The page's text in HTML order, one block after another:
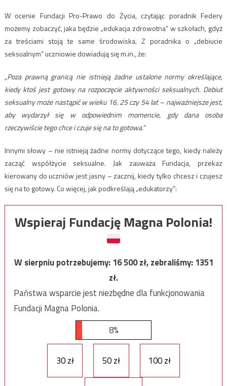
W ocenie Fundacji Pro-Prawo do Życia, czytając poradnik Federy
możemy zobaczyć, jaka będzie „edukacja zdrowotna” w szkołach, gdyż
za treściami stoją te same środowiska. Z poradnika o „debiucie
seksualnym” uczniowie dowiadują się m.in., że:
„Poza prawną granicą nie istnieją żadne ustalone normy określające,
kiedy ktoś jest gotowy na rozpoczęcie aktywności seksualnych. Debiut
seksualny może nastąpić w wieku 16, 25 czy 54 lat – najważniejsze jest,
aby wydarzył się w odpowiednim momencie, gdy dana osoba
rzeczywiście tego chce i czuje się na to gotowa.”
Innymi słowy – nie istnieją żadne normy dotyczące tego, kiedy należy
zacząć współżycie seksualne. Jak zauważa Fundacja, przekaz
kierowany do uczniów jest jasny – zacznij, kiedy tylko chcesz i czujesz
się na to gotowy. Co więcej, jak podkreślają „edukatorzy”:
Wspieraj Fundację Magna Polonia!
W sierpniu potrzebujemy:16 500zł, zebraliśmy:1351
zł.
Państwa wsparcie jest niezbędne dla funkcjonowania
Fundacji Magna Polonia.
8%
30 zł 50 zł 100 zł